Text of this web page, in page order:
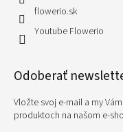
flowerio.sk
Youtube Flowerio
Odoberať
Vložte svoj e-mail a my
produktoch na našom e-